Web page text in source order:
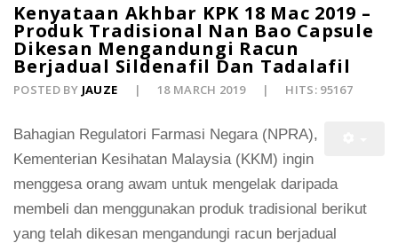
Kenyataan Akhbar KPK 18 Mac 2019 –
Produk Tradisional Nan Bao Capsule
Dikesan Mengandungi Racun
Berjadual Sildenafil Dan Tadalafil
POSTED BY JAUZE 18 MARCH 2019 HITS: 95167
Bahagian Regulatori Farmasi Negara (NPRA),
Kementerian Kesihatan Malaysia (KKM) ingin
menggesa orang awam untuk mengelak daripada
membeli dan menggunakan produk tradisional berikut
yang telah dikesan mengandungi racun berjadual